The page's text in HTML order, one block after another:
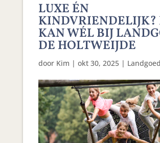
LUXE ÉN
KINDVRIENDELIJK?
KAN WÉL BIJ
DE HOLTWEIJDE
door Kim | okt 30, 2025|